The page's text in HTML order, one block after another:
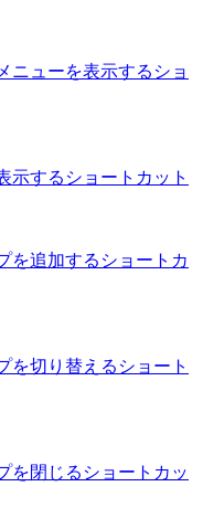
ニューを表示するショ
示するショートカット
を追加するショートカ
を切り替えるショート
を閉じるショートカッ